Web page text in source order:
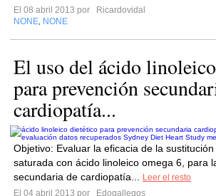
El 08 abril 2013 por
Ricardovidal
NONE NONE
El uso del ácido
para prevención
cardiopatía...
Objetivo: Evaluar la eficacia de la
saturada con ácido linoleico omega 6, para
secundaria de cardiopatía...
Leer el resto
El 04 abril 2013 por
Edogallegos